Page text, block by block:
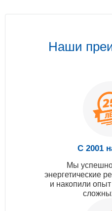
Наши
С 2001
Мы
энергетические
и накопили